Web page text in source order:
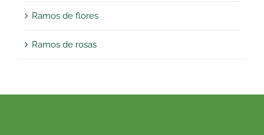
Ramos de flores
Ramos de rosas